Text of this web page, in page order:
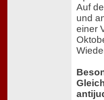
Auf
und
einer